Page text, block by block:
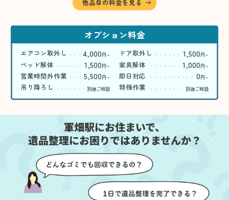
他品目の料金を見る
オプション料金
エアコン取外し 4,000円〜 ドア取外し 1,500円〜
ベッド解体 1,500円〜 家具解体 1,000円〜
営業時間外作業 5,500円〜 即日対応 0円〜
吊り降ろし 別途ご相談 特殊作業 別途ご相談
軍畑駅にお住まいで、
遺品整理にお困りではありませんか？